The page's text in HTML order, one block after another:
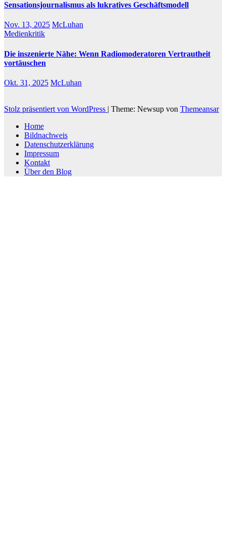
Sensationsjournalismus als lukratives Geschäftsmodell
Nov. 13, 2025 McLuhan
Medienkritik
Die inszenierte Nähe: Wenn Radiomoderatoren Vertrautheit
vortäuschen
Okt. 31, 2025 McLuhan
Stolz präsentiert von WordPress | Theme: Newsup von Themeansar
Home
Bildnachweis
Datenschutzerklärung
Impressum
Kontakt
Über den Blog